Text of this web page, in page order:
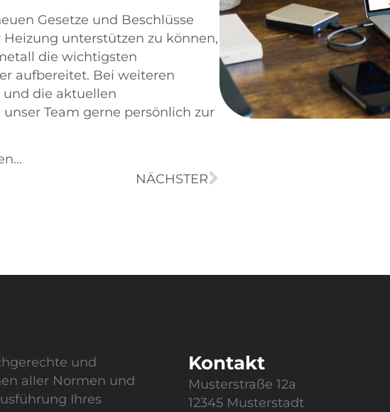
Gesetze und Beschlüsse
unterstützen zu können,
die wichtigsten
aufbereitet. Bei weiteren
und die aktuellen
Team gerne persönlich zur
NÄCHSTER
und
aller Normen und
Ihres
Kontakt
Musterstraße 12a
12345 Musterstadt